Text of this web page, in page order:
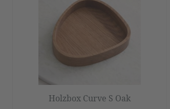
Holzbox Curve S Oak